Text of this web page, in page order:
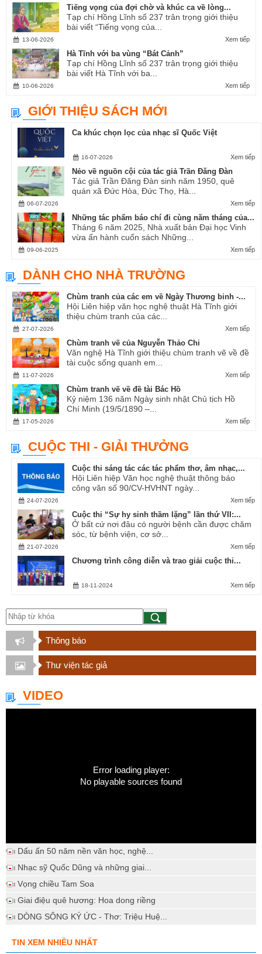
Tiếng vọng của đợi chờ và khúc ca về lòng...
Tạp chí Hồng Lĩnh số 237 trân trọng giới thiệu
bài viết “Tiếng vọng của...
Xem tiếp
13-06-2026
Hà Tĩnh với ba vùng “Bát Cảnh”
Tạp chí Hồng Lĩnh số 237 trân trọng giới thiệu
bài viết Hà Tĩnh với ba...
Xem tiếp
10-06-2026
GIỚI THIỆU SÁCH MỚI
Ca khúc chọn lọc của nhạc sĩ Quốc Việt
Xem tiếp
16-07-2026
Nẻo về nguồn cội của tác giả Trần Đăng Đàn
Tác giả Trần Đăng Đàn sinh năm 1950, quê
quán xã Đức Hòa, Đức Thọ, Hà...
Xem tiếp
06-07-2026
Những tác phẩm báo chí đi cùng năm tháng của...
Tháng 6 năm 2025, Nhà xuất bản Đại học Vinh
vừa ấn hành cuốn sách Những...
Xem tiếp
09-06-2025
DÀNH CHO NHÀ TRƯỜNG
Chùm tranh của các em về Ngày Thương binh -...
Hội Liên hiệp văn học nghệ thuật Hà Tĩnh giới
thiệu chùm tranh của các...
Xem tiếp
27-07-2026
Chùm tranh vẽ của Nguyễn Thảo Chi
Văn nghệ Hà Tĩnh giới thiệu chùm tranh vẽ về đề
tài cuộc sống quanh em...
Xem tiếp
11-07-2026
Chùm tranh vẽ về đề tài Bác Hồ
Kỷ niệm 136 năm Ngày sinh nhật Chủ tịch Hồ
Chí Minh (19/5/1890 –...
Xem tiếp
17-05-2026
CUỘC THI - GIẢI THƯỞNG
Cuộc thi sáng tác các tác phẩm thơ, âm nhạc,...
Hội Liên hiệp Văn học nghệ thuật thông báo
công văn số 90/CV-HVHNT ngày...
Xem tiếp
24-07-2026
Cuộc thi “Sự hy sinh thầm lặng” lần thứ VII:...
Ở bất cứ nơi đâu có người bệnh cần được chăm
sóc, từ bệnh viện, cơ sở...
Xem tiếp
21-07-2026
Chương trình công diễn và trao giải cuộc thi...
Xem tiếp
18-11-2024
Thông báo
Thư viện tác giả
VIDEO
Error loading player:
No playable sources found
Dấu ấn 50 năm nền văn học, nghệ...
Nhạc sỹ Quốc Dũng và những giai...
Vọng chiều Tam Soa
Giai điệu quê hương: Hoa dong riềng
DÒNG SÔNG KÝ ỨC - Thơ: Triệu Huệ...
TIN XEM NHIỀU NHẤT